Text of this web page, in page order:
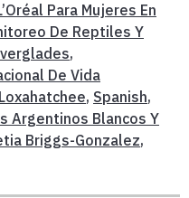
Para Mujeres En
De Reptiles Y
,
De Vida
, Spanish,
Argentinos Blancos Y
Briggs-Gonzalez,